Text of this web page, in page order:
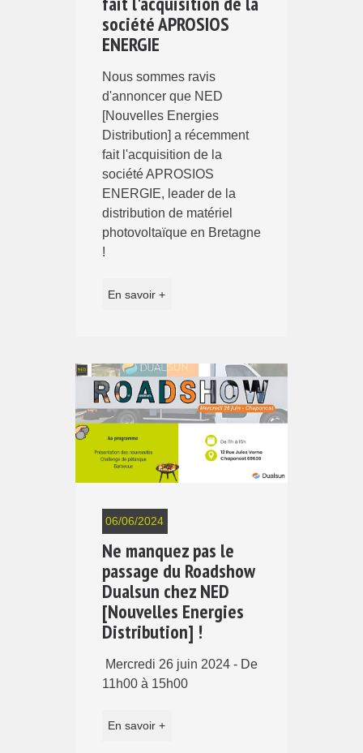
société APROSIOS
ENERGIE
Nous sommes ravis
d'annoncer que NED
[Nouvelles Energies
Distribution] a récemment
fait l'acquisition de la
société APROSIOS
ENERGIE, leader de la
distribution de matériel
photovoltaïque en Bretagne
!
En savoir +
06/06/2024
Ne manquez pas le
passage du Roadshow
Dualsun chez NED
[Nouvelles Energies
Distribution] !
Mercredi 26 juin 2024 - De
11h00 à 15h00
En savoir +